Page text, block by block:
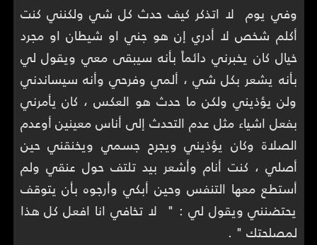
وفي يوم لا اتذكر كيف حدث كل شي ولكنني كنت
أكلم شخص لا أدري إن هو جني او شيطان او مجرد
خيال كان يخبرني دائماً بأنه سيبقى معي ويقول لي
بأنه يشعر بكل شي ، ألمي وفرحي وأنه سيساندني
ولن يؤذيني ولكن ما حدث هو العكس ، كان يأمرني
بفعل اشياء مثل عدم التحدث إلى أناس معينين أوعدم
الصلاة وكان يؤذيني ويجرح جسمي ويخنقني حين
أصلي ، كنت أنام وأشعر بيد تلتف حول عنقي ولم
أستطع معها التنفس وحين أبكي وأرجوه بأن يتوقف
يحتضنني ويقول لي : " لا تخافي انا افعل كل هذا
لمصلحتك " .